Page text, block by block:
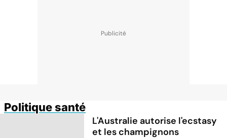
Politique santé
L'Australie autorise l'ecstasy
et les champignons